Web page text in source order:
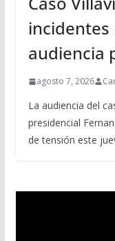
incidentes
audiencia
agosto 7, 2026
La audiencia del
presidencial
de tensión este